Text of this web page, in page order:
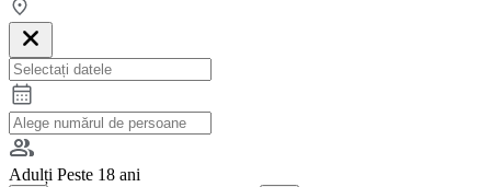
Adulți Peste 18 ani